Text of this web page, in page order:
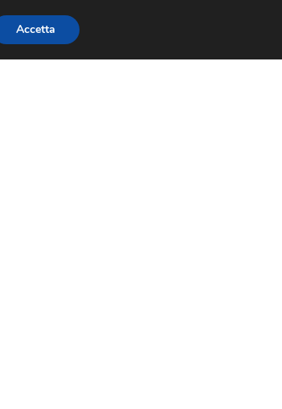
EVENTI E FIERE
Accetta